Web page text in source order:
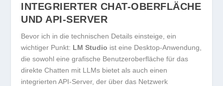
INTEGRIERTER CHAT-OBERFLÄCHE
UND API-SERVER
Bevor ich in die technischen Details einsteige, ein
wichtiger Punkt: LM Studio ist eine Desktop-Anwendung,
die sowohl eine grafische Benutzeroberfläche für das
direkte Chatten mit LLMs bietet als auch einen
integrierten API-Server, der über das Netzwerk